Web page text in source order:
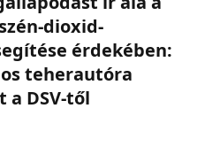
dioxid-
érdekében:
teherautóra
DSV-től